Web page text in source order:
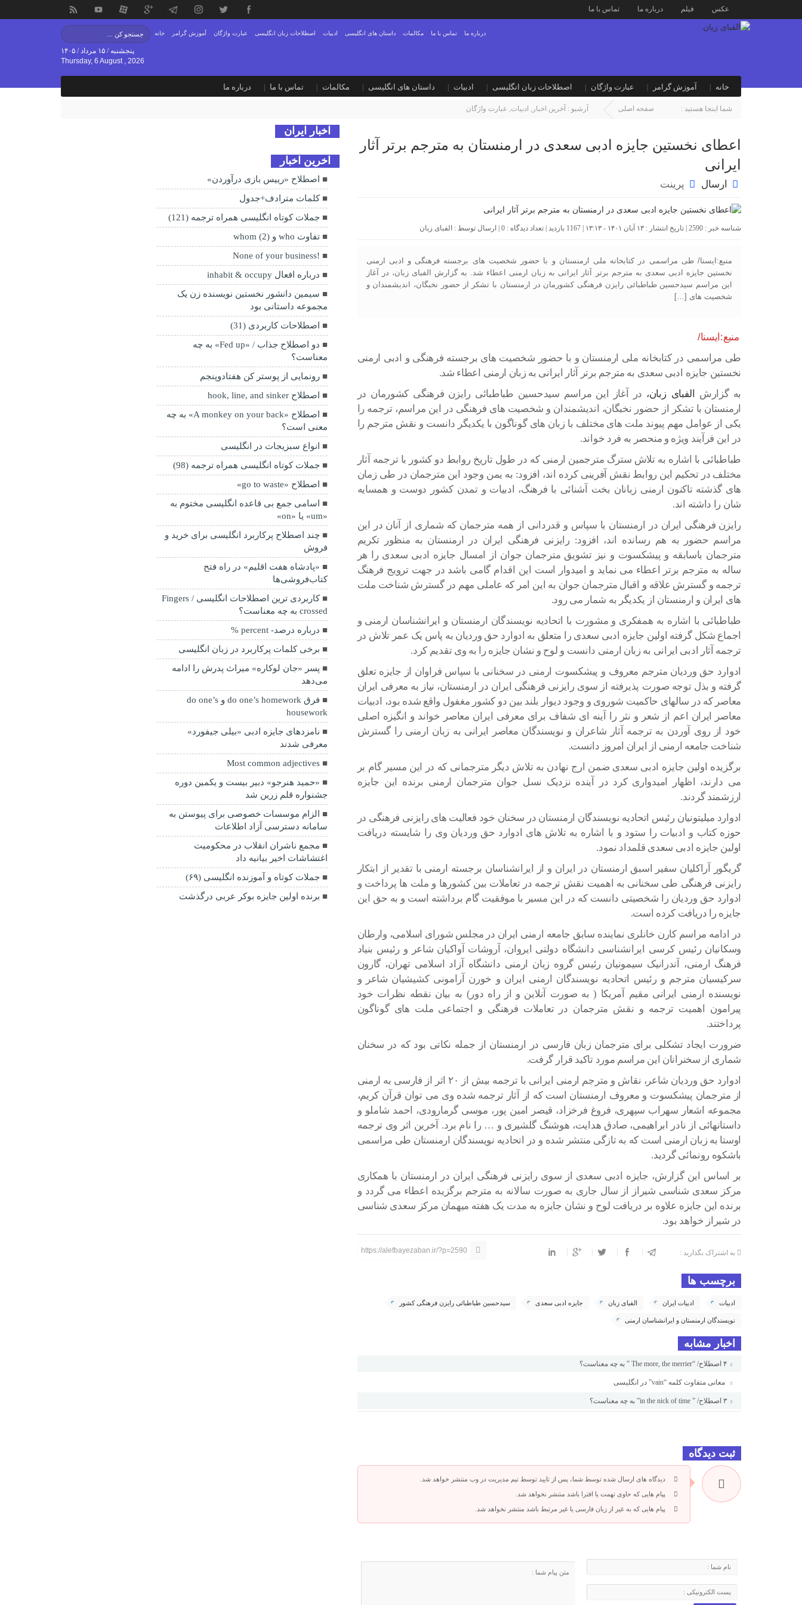
عکس فیلم درباره ما تماس با ما
خانه آموزش گرامر عبارت واژگان اصطلاحات زبان انگلیسی ادبیات داستان های انگلیسی مکالمات تماس با ما درباره ما
پنجشنبه / ۱۵ مرداد / ۱۴۰۵
Thursday, 6 August , 2026
خانه آموزش گرامر عبارت واژگان اصطلاحات زبان انگلیسی ادبیات داستان های انگلیسی مکالمات تماس با ما درباره ما
شما اینجا هستید : صفحه اصلی آرشیو : آخرین اخبار , ادبیات, عبارت واژگان
اعطای نخستین جایزه ادبی سعدی در ارمنستان به مترجم برتر آثار
ایرانی
ارسال پرینت
شناسه خبر : 2590 | تاریخ انتشار : ۱۳ آبان ۱۴۰۱ - ۱۳:۱۳ | 1167 بازدید | تعداد دیدگاه : 0 | ارسال توسط : الفبای زبان
منبع:ایسنا/ طی مراسمی در کتابخانه ملی ارمنستان و با حضور شخصیت های برجسته فرهنگی و ادبی ارمنی
نخستین جایزه ادبی سعدی به مترجم برتر آثار ایرانی به زبان ارمنی اعطاء شد. به گزارش الفبای زبان، در آغاز
این مراسم سیدحسین طباطبائی رایزن فرهنگی کشورمان در ارمنستان با تشکر از حضور نخبگان، اندیشمندان و
شخصیت های […]
منبع:ایسنا/
طی مراسمی در کتابخانه ملی ارمنستان و با حضور شخصیت های برجسته فرهنگی و ادبی ارمنی
نخستین جایزه ادبی سعدی به مترجم برتر آثار ایرانی به زبان ارمنی اعطاء شد.
به گزارش
الفبای زبان، در آغاز این مراسم سیدحسین طباطبائی رایزن فرهنگی کشورمان در
ارمنستان با تشکر از حضور نخبگان، اندیشمندان و شخصیت های فرهنگی در این مراسم، ترجمه را
یکی از عوامل مهم پیوند ملت های مختلف با زبان های گوناگون با یکدیگر دانست و نقش مترجم را
در این فرآیند ویژه و منحصر به فرد خواند.
طباطبائی با اشاره به تلاش سترگ مترجمین ارمنی که در طول تاریخ روابط دو کشور با ترجمه آثار
مختلف در تحکیم این روابط نقش آفرینی کرده اند، افزود: به یمن وجود این مترجمان در طی زمان
های گذشته تاکنون ارمنی زبانان بخت آشنائی با فرهنگ، ادبیات و تمدن کشور دوست و همسایه
شان را داشته اند.
رایزن فرهنگی ایران در ارمنستان با سپاس و قدردانی از همه مترجمان که شماری از آنان در این
مراسم حضور به هم رسانده اند، افزود: رایزنی فرهنگی ایران در ارمنستان به منظور تکریم
مترجمان باسابقه و پیشکسوت و نیز تشویق مترجمان جوان از امسال جایزه ادبی سعدی را هر
ساله به مترجم برتر اعطاء می نماید و امیدوار است این اقدام گامی باشد در جهت ترویج فرهنگ
ترجمه و گسترش علاقه و اقبال مترجمان جوان به این امر که عاملی مهم در گسترش شناخت ملت
های ایران و ارمنستان از یکدیگر به شمار می رود.
طباطبائی با اشاره به همفکری و مشورت با اتحادیه نویسندگان ارمنستان و ایرانشناسان ارمنی و
اجماع شکل گرفته اولین جایزه ادبی سعدی را متعلق به ادوارد حق وردیان به پاس یک عمر تلاش در
ترجمه آثار ادبی ایرانی به زبان ارمنی دانست و لوح و نشان جایزه را به وی تقدیم کرد.
ادوارد حق وردیان مترجم معروف و پیشکسوت ارمنی در سخنانی با سپاس فراوان از جایزه تعلق
گرفته و بذل توجه صورت پذیرفته از سوی رایزنی فرهنگی ایران در ارمنستان، نیاز به معرفی ایران
معاصر که در سالهای حاکمیت شوروی و وجود دیوار بلند بین دو کشور مغفول واقع شده بود، ادبیات
معاصر ایران اعم از شعر و نثر را آینه ای شفاف برای معرفی ایران معاصر خواند و انگیزه اصلی
خود از روی آوردن به ترجمه آثار شاعران و نویسندگان معاصر ایرانی به زبان ارمنی را گسترش
شناخت جامعه ارمنی از ایران امروز دانست.
برگزیده اولین جایزه ادبی سعدی ضمن ارج نهادن به تلاش دیگر مترجمانی که در این مسیر گام بر
می دارند، اظهار امیدواری کرد در آینده نزدیک نسل جوان مترجمان ارمنی برنده این جایزه
ارزشمند گردند.
ادوارد میلیتونیان رئیس اتحادیه نویسندگان ارمنستان در سخنان خود فعالیت های رایزنی فرهنگی در
حوزه کتاب و ادبیات را ستود و با اشاره به تلاش های ادوارد حق وردیان وی را شایسته دریافت
اولین جایزه ادبی سعدی قلمداد نمود.
گریگور آراکلیان سفیر اسبق ارمنستان در ایران و از ایرانشناسان برجسته ارمنی با تقدیر از ابتکار
رایزنی فرهنگی طی سخنانی به اهمیت نقش ترجمه در تعاملات بین کشورها و ملت ها پرداخت و
ادوارد حق وردیان را شخصیتی دانست که در این مسیر با موفقیت گام برداشته است و به حق این
جایزه را دریافت کرده است.
در ادامه مراسم کارن خانلری نماینده سابق جامعه ارمنی ایران در مجلس شورای اسلامی، وارطان
وسکانیان رئیس کرسی ایرانشناسی دانشگاه دولتی ایروان، آروشات آواکیان شاعر و رئیس بنیاد
فرهنگ ارمنی، آندرانیک سیمونیان رئیس گروه زبان ارمنی دانشگاه آزاد اسلامی تهران، گارون
سرکیسیان مترجم و رئیس اتحادیه نویسندگان ارمنی ایران و خورن آرامونی کشیشیان شاعر و
نویسنده ارمنی ایرانی مقیم آمریکا ( به صورت آنلاین و از راه دور) به بیان نقطه نظرات خود
پیرامون اهمیت ترجمه و نقش مترجمان در تعاملات فرهنگی و اجتماعی ملت های گوناگون
پرداختند.
ضرورت ایجاد تشکلی برای مترجمان زبان فارسی در ارمنستان از جمله نکاتی بود که در سخنان
شماری از سخنرانان این مراسم مورد تاکید قرار گرفت.
ادوارد حق وردیان شاعر، نقاش و مترجم ارمنی ایرانی با ترجمه بیش از ۲۰ اثر از فارسی به ارمنی
از مترجمان پیشکسوت و معروف ارمنستان است که از آثار ترجمه شده وی می توان قرآن کریم،
مجموعه اشعار سهراب سپهری، فروغ فرخزاد، قیصر امین پور، موسی گرمارودی، احمد شاملو و
داستانهائی از نادر ابراهیمی، صادق هدایت، هوشنگ گلشیری و … را نام برد. آخرین اثر وی ترجمه
اوستا به زبان ارمنی است که به تازگی منتشر شده و در اتحادیه نویسندگان ارمنستان طی مراسمی
باشکوه رونمائی گردید.
بر اساس این گزارش، جایزه ادبی سعدی از سوی رایزنی فرهنگی ایران در ارمنستان با همکاری
مرکز سعدی شناسی شیراز از سال جاری به صورت سالانه به مترجم برگزیده اعطاء می گردد و
برنده این جایزه علاوه بر دریافت لوح و نشان جایزه به مدت یک هفته میهمان مرکز سعدی شناسی
در شیراز خواهد بود.
به اشتراک بگذارید : https://alefbayezaban.ir/?p=2590
برچسب ها
ادبیات ادبیات ایران الفبای زبان جایزه ادبی سعدی سیدحسین طباطبائی رایزن فرهنگی کشور
نویسندگان ارمنستان و ایرانشناسان ارمنی
اخبار مشابه
۴ اصطلاح/ “The more, the merrier ” به چه معناست؟
معانی متفاوت کلمه “vain” در انگلیسی
۳ اصطلاح/ ” in the nick of time” به چه معناست؟
ثبت دیدگاه
دیدگاه های ارسال شده توسط شما، پس از تایید توسط تیم مدیریت در وب منتشر خواهد شد.
پیام هایی که حاوی تهمت یا افترا باشد منتشر نخواهد شد.
پیام هایی که به غیر از زبان فارسی یا غیر مرتبط باشد منتشر نخواهد شد.
اخبار ایران
اخرین اخبار
اصطلاح «رییس بازی درآوردن»
کلمات مترادف+جدول
جملات کوتاه انگلیسی همراه ترجمه (121)
تفاوت who و whom (2)
!None of your business
درباره افعال inhabit & occupy
سیمین دانشور نخستین نویسنده زن یک
مجموعه داستانی بود
اصطلاحات کاربردی (31)
دو اصطلاح جذاب / «Fed up» به چه
معناست؟
رونمایی از پوستر کن هفتادوپنجم
اصطلاح hook, line, and sinker
اصطلاح «A monkey on your back» به چه
معنی است؟
انواع سبزیجات در انگلیسی
جملات کوتاه انگلیسی همراه ترجمه (98)
اصطلاح «go to waste»
اسامی جمع بی قاعده انگلیسی مختوم به
«um» یا «on»
چند اصطلاح پرکاربرد انگلیسی برای خرید و
فروش
«پادشاه هفت اقلیم» در راه فتح
کتاب‌فروشی‌ها
کاربردی ترین اصطلاحات انگلیسی / Fingers
crossed به چه معناست؟
درباره درصد- percent %
برخی کلمات پرکاربرد در زبان انگلیسی
پسر «جان لوکاره»‌ میراث پدرش را ادامه
می‌دهد
فرق do one’s homework و do one’s
housework
نامزدهای جایزه ادبی «بیلی جیفورد»
معرفی شدند
Most common adjectives
«حمید هنرجو» دبیر بیست و یکمین دوره
جشنواره قلم زرین شد
الزام موسسات خصوصی برای پیوستن به
سامانه دسترسی آزاد اطلاعات
مجمع ناشران انقلاب در محکومیت
اغتشاشات اخیر بیانیه داد
جملات کوتاه و آموزنده انگلیسی (۶۹)
برنده اولین جایزه بوکر عربی درگذشت